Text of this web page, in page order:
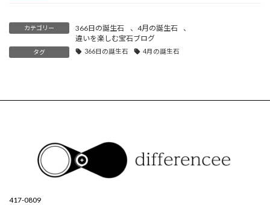
カテゴリー 366日の誕生石 、 4月の誕生石
、
違いを楽しむ宝石ブログ
タグ 366日の誕生石 4月の誕生石
417-0809